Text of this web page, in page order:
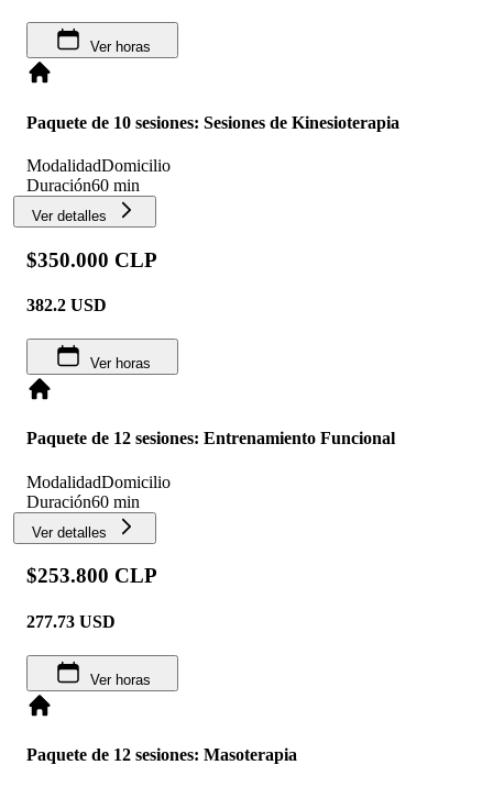
Ver horas
Paquete de 10 sesiones: Sesiones de Kinesioterapia
ModalidadDomicilio
Duración60 min
Ver detalles
$350.000 CLP
382.2 USD
Ver horas
Paquete de 12 sesiones: Entrenamiento Funcional
ModalidadDomicilio
Duración60 min
Ver detalles
$253.800 CLP
277.73 USD
Ver horas
Paquete de 12 sesiones: Masoterapia